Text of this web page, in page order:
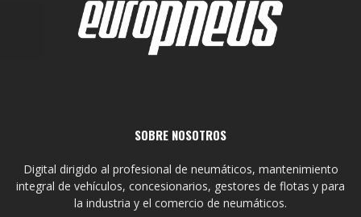
SOBRE NOSOTROS
Digital dirigido al profesional de neumáticos, mantenimiento
integral de vehículos, concesionarios, gestores de flotas y para
la industria y el comercio de neumáticos.